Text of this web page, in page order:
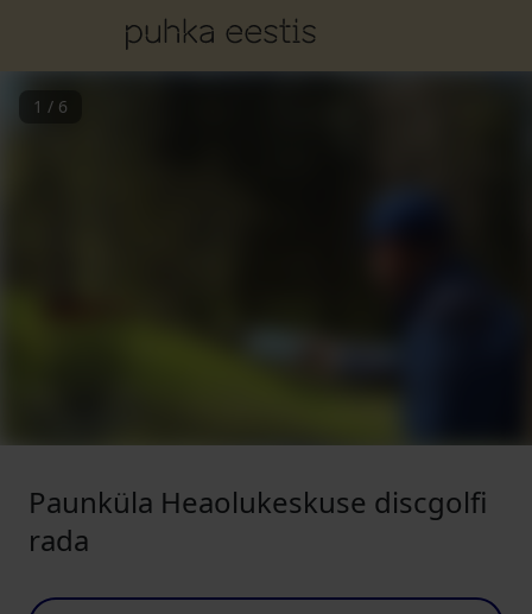
1 / 6
Paunküla Heaolukeskuse discgolfi
rada